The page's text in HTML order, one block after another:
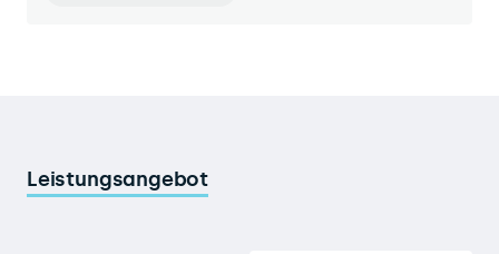
Leistungsangebot